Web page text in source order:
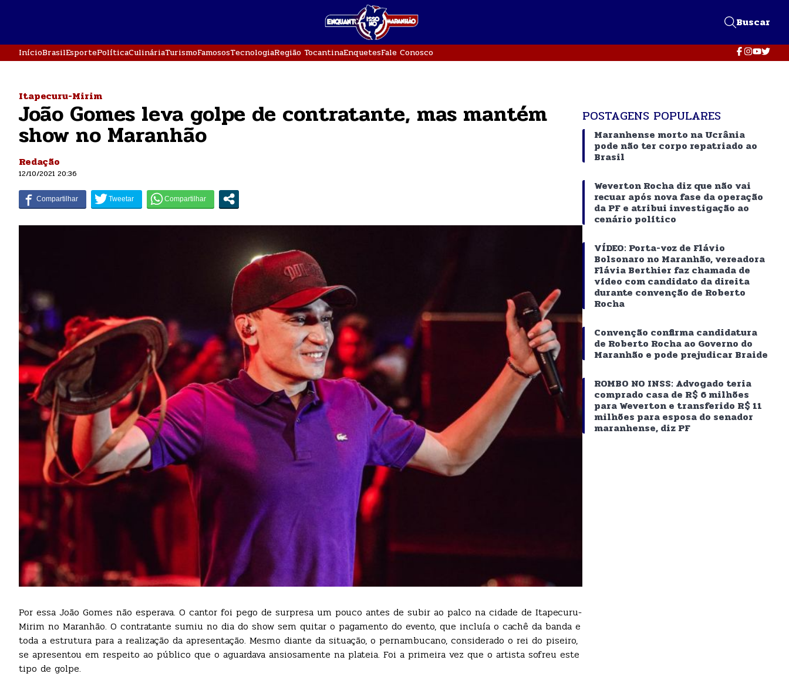
Buscar
InícioBrasilEsportePolíticaCulináriaTurismoFamososTecnologiaRegião TocantinaEnquetesFale Conosco
Itapecuru-Mirim
João Gomes leva golpe de contratante, mas mantém
show no Maranhão
Redação
12/10/2021 20:36
Por essa João Gomes não esperava. O cantor foi pego de surpresa um pouco antes de subir ao palco na cidade de Itapecuru-
Mirim no Maranhão. O contratante sumiu no dia do show sem quitar o pagamento do evento, que incluía o cachê da banda e
toda a estrutura para a realização da apresentação. Mesmo diante da situação, o pernambucano, considerado o rei do piseiro,
se apresentou em respeito ao público que o aguardava ansiosamente na plateia. Foi a primeira vez que o artista sofreu este
tipo de golpe.
POSTAGENS POPULARES
Maranhense morto na Ucrânia
pode não ter corpo repatriado ao
Brasil
Weverton Rocha diz que não vai
recuar após nova fase da operação
da PF e atribui investigação ao
cenário político
VÍDEO: Porta-voz de Flávio
Bolsonaro no Maranhão, vereadora
Flávia Berthier faz chamada de
vídeo com candidato da direita
durante convenção de Roberto
Rocha
Convenção confirma candidatura
de Roberto Rocha ao Governo do
Maranhão e pode prejudicar Braide
ROMBO NO INSS: Advogado teria
comprado casa de R$ 6 milhões
para Weverton e transferido R$ 11
milhões para esposa do senador
maranhense, diz PF